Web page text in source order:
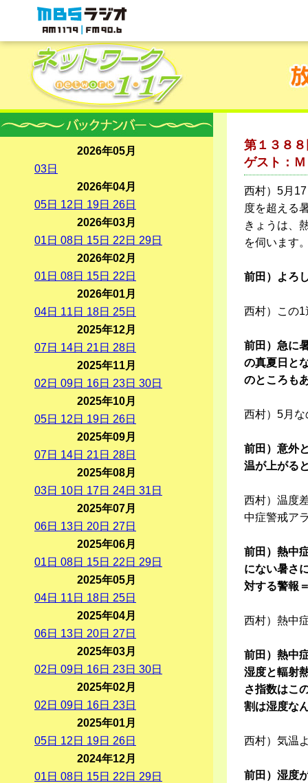
MBSラジオ 1179|FM90.6
第１３８
ゲスト：
西村）5月
度を超える
きょうは、
を伺います
前田）よろ
西村）この
前田）急に
の真夏日と
のところも
西村）5月
前田）意外
温が上がる
西村）温度
中症警戒ア
前田）熱中
にない暑さ
対する警報
西村）熱中
前田）熱中
湿度と輻射
さ指数はこ
割は湿度な
西村）気温
前田）湿度
2026年05月
03日
2026年04月
05日 12 日 19日 26日
2026年03月
01 日 08日 15日 22 日 29日
2026年02月
01 日 08日 15日 22 日
2026年01月
04日 11 日 18日 25日
2025年12月
07日 14日 21 日 28日
2025年11月
02 日 09日 16日 23日 30日
2025年10月
05日 12 日 19日 26日
2025年09月
07日 14日 21 日 28日
2025年08月
03日 10日 17日 24日 31 日
2025年07月
06日 13日 20日 27日
2025年06月
01 日 08日 15日 22 日 29日
2025年05月
04日 11 日 18日 25日
2025年04月
06日 13日 20日 27日
2025年03月
02 日 09日 16日 23日 30日
2025年02月
02 日 09日 16日 23日
2025年01月
05日 12 日 19日 26日
2024年12月
01 日 08日 15日 22 日 29日